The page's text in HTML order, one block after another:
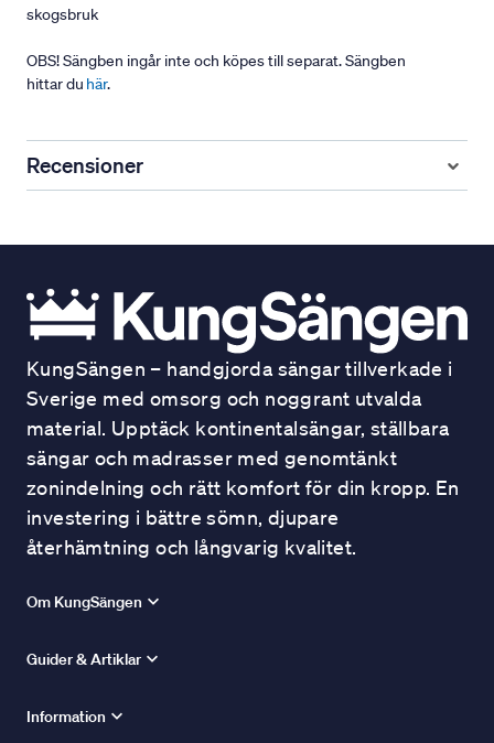
skogsbruk
OBS! Sängben ingår inte och köpes till separat. Sängben
hittar du här.
Recensioner
KungSängen – handgjorda sängar tillverkade i
Sverige med omsorg och noggrant utvalda
material. Upptäck kontinentalsängar, ställbara
sängar och madrasser med genomtänkt
zonindelning och rätt komfort för din kropp. En
investering i bättre sömn, djupare
återhämtning och långvarig kvalitet.
Om KungSängen
Guider & Artiklar
Information